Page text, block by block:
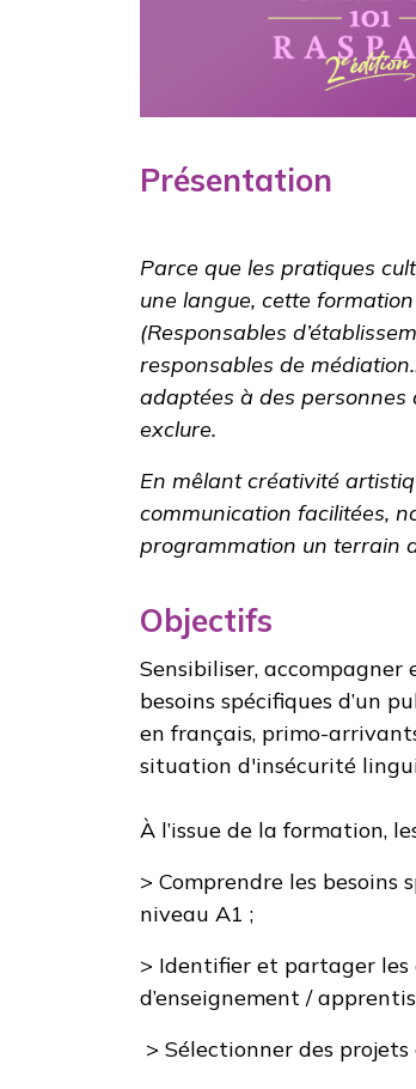
Présentation
Parce que les pratiques
une langue, cette
(Responsables
responsables de
adaptées à des
exclure.
En mêlant créativité
communication facilitées,
programmation un terrain
Objectifs
Sensibiliser,
besoins spécifiques d’un
en français, primo-
situation d'insécurité
À l’issue de la formation,
> Comprendre les besoins
niveau A1 ;
> Identifier et partager
d’enseignement /
> Sélectionner des